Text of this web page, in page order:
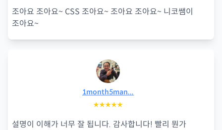
조아요 조아요~ CSS 조아요~ 조아요 조아요~ 니코쌤이
조아요~
1month5man...
★★★★★
설명이 이해가 너무 잘 됩니다. 감사합니다! 빨리 뭔가